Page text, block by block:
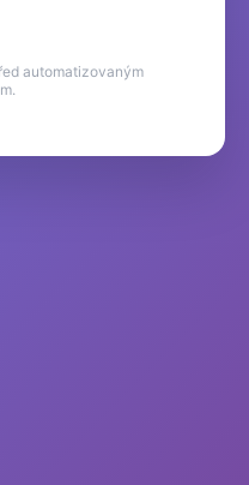
automatizovaným